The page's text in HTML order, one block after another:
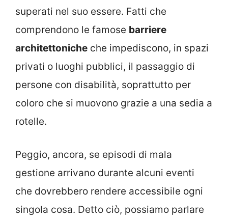
superati nel suo essere. Fatti che
comprendono le famose barriere
architettoniche che impediscono, in spazi
privati o luoghi pubblici, il passaggio di
persone con disabilità, soprattutto per
coloro che si muovono grazie a una sedia a
rotelle.
Peggio, ancora, se episodi di mala
gestione arrivano durante alcuni eventi
che dovrebbero rendere accessibile ogni
singola cosa. Detto ciò, possiamo parlare